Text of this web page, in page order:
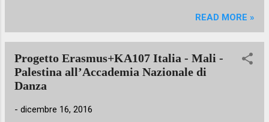
University di Evanston nell’Illinois. All'incontro
dell'Istituto Italiano di Studi Germanici che h...
fatti di polvere di stelle a maggior ragione
“materia stellare” è particolarmente rilucente,
da quelle che noi chiamiamo stelle o stars o
ancora, nel mondo del balletto, étoiles. Non è
sfavillante. Siedono su quell’Olimpo della
READ MORE »
Progetto Erasmus+KA107 Italia - Mali -
Palestina all’Accademia Nazionale di
Danza
- dicembre 16, 2016